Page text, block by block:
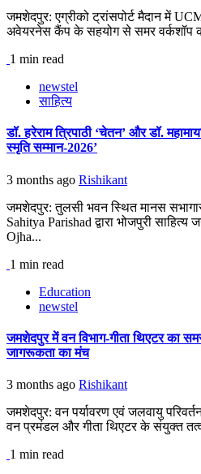
जमशेदपुर: एग्रीको ट्रांसपोर्ट मैदान में
अवेयरनेस कैंप के सहयोग से समर वर्कशॉप
1 min read
newstel
साहित्य
डॉ. हरेराम त्रिपाठी ‘चेतन’ और डॉ.
स्मृति सम्मान-2026’
3 months ago Rishikant
जमशेदपुर: तुलसी भवन स्थित मानस
Sahitya Parishad द्वारा भोजपुरी
Ojha...
1 min read
Education
newstel
जमशेदपुर में वन विभाग-गीता थिएटर का
जागरूकता का मंच
3 months ago Rishikant
जमशेदपुर: वन पर्यावरण एवं जलवायु
वन प्रमंडल और गीता थिएटर के संयुक्त
1 min read